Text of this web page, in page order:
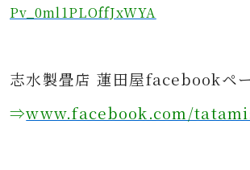
Pv_0ml1PLOffJxWYA
志水製畳店 蓮田屋facebookペ
⇒www.facebook.com/